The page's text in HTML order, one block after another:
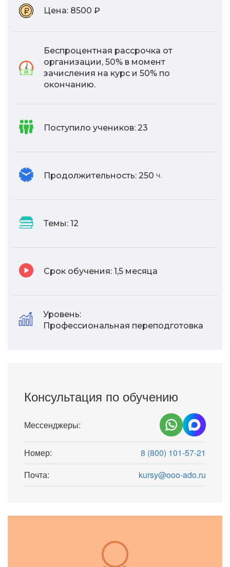
Цена: 8500 ₽
Беспроцентная рассрочка от
организации, 50% в момент
зачисления на курс и 50% по
окончанию.
Поступило учеников: 23
Продолжительность: 250 ч.
Темы: 12
Срок обучения: 1,5 месяца
Уровень:
Профессиональная переподготовка
Консультация по обучению
Мессенджеры:
Номер:
8 (800) 101-57-21
Почта:
kursy@ooo-ado.ru